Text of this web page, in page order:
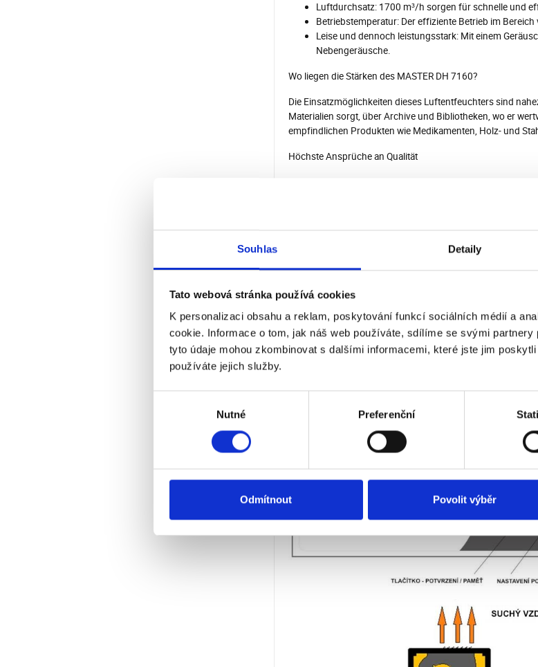
Souhlas Detaily
Tato webová stránka používá cookies
K personalizaci obsahu a reklam, poskytování funkcí sociálních médií a
cookie. Informace o tom, jak náš web používáte, sdílíme se svými
tyto údaje mohou zkombinovat s dalšími informacemi, které jste jim
používáte jejich služby.
Nutné Preferenční
Odmítnout Povolit výběr
Luftdurchsatz: 1700 m³/h sorgen für schnelle und
Betriebstemperatur: Der effiziente Betrieb im
Leise und dennoch leistungsstark: Mit einem
Nebengeräusche.
Wo liegen die Stärken des MASTER DH 7160?
Die Einsatzmöglichkeiten dieses Luftentfeuchters sind
Materialien sorgt, über Archive und Bibliotheken, wo er
empfindlichen Produkten wie Medikamenten, Holz- und
Höchste Ansprüche an Qualität
Mit dem Luftentfeuchter MASTER DH 7160 investieren
benutzerfreundlich ist. Eine Investition, die sich auszahlt,
Zögern Sie nicht und sichern Sie sich noch heute Ihren
Ziel. Machen Sie sich bereit für die Revolution in der
Verbündeten im Kampf gegen Feuchtigkeit!
Luftfilter
Kondenswasserablauf – 105 cm x 19 mm Schlauch
zusammen mit dem Filter – die Metallabdeckung
Transportrollen mit Bremse